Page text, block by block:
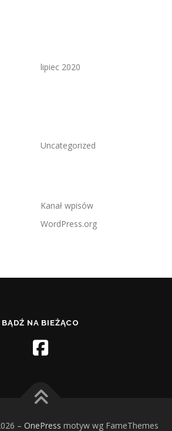
lipiec 2020
Uncategorized
Kanał wpisów
WordPress.org
BĄDŹ NA BIEŻĄCO
– OnePress motyw wg FameThemes